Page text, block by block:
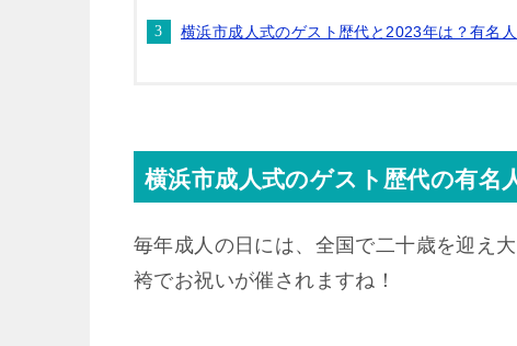
横浜市成人式のゲスト歴代と2023年は？有名
横浜市成人式のゲスト歴代の有名
毎年成人の日には、全国で二十歳を迎え
袴でお祝いが催されますね！